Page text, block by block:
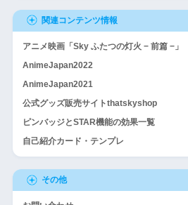
関連コンテンツ情報
アニメ映画「Sky ふたつの灯火 − 前篇 −」
AnimeJapan2022
AnimeJapan2021
公式グッズ販売サイトthatskyshop
ピンバッジとSTAR機能の効果一覧
自己紹介カード・テンプレ
その他